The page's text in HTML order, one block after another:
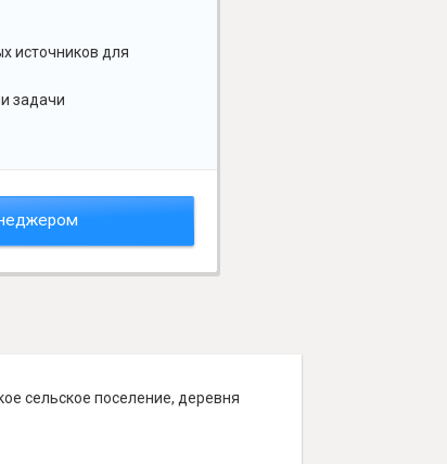
источников для
задачи
сельское поселение, деревня